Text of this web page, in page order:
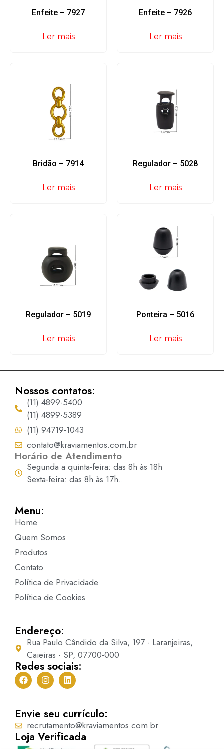
Enfeite – 7927
Ler mais
Enfeite – 7926
Ler mais
Bridão – 7914
Ler mais
Regulador – 5028
Ler mais
Regulador – 5019
Ler mais
Ponteira – 5016
Ler mais
Nossos contatos:
(11) 4899-5400
(11) 4899-5389
(11) 94719-1043
contato@kraviamentos.com.br
Horário de Atendimento
Segunda a quinta-feira: das 8h às 18h
Sexta-feira: das 8h às 17h..
Menu:
Home
Quem Somos
Produtos
Contato
Política de Privacidade
Política de Cookies
Endereço:
Rua Paulo Cândido da Silva, 197 - Laranjeiras,
Caieiras - SP, 07700-000
Redes sociais:
Envie seu currículo:
recrutamento@kraviamentos.com.br
Loja Verificada